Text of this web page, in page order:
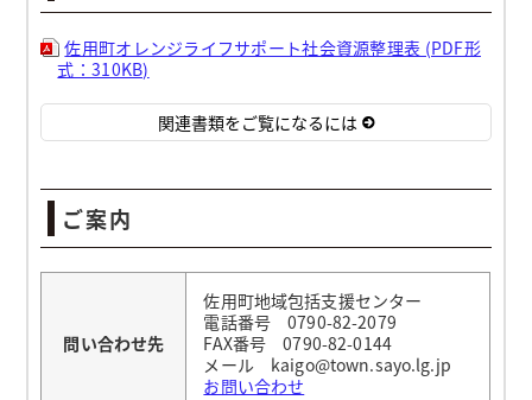
佐用町オレンジライフサポート社会資源整理表 (PDF形
式：310KB)
関連書類をご覧になるには
ご案内
問い合わせ先
佐用町地域包括支援センター
電話番号 0790-82-2079
FAX番号 0790-82-0144
メール kaigo@town.sayo.lg.jp
お問い合わせ